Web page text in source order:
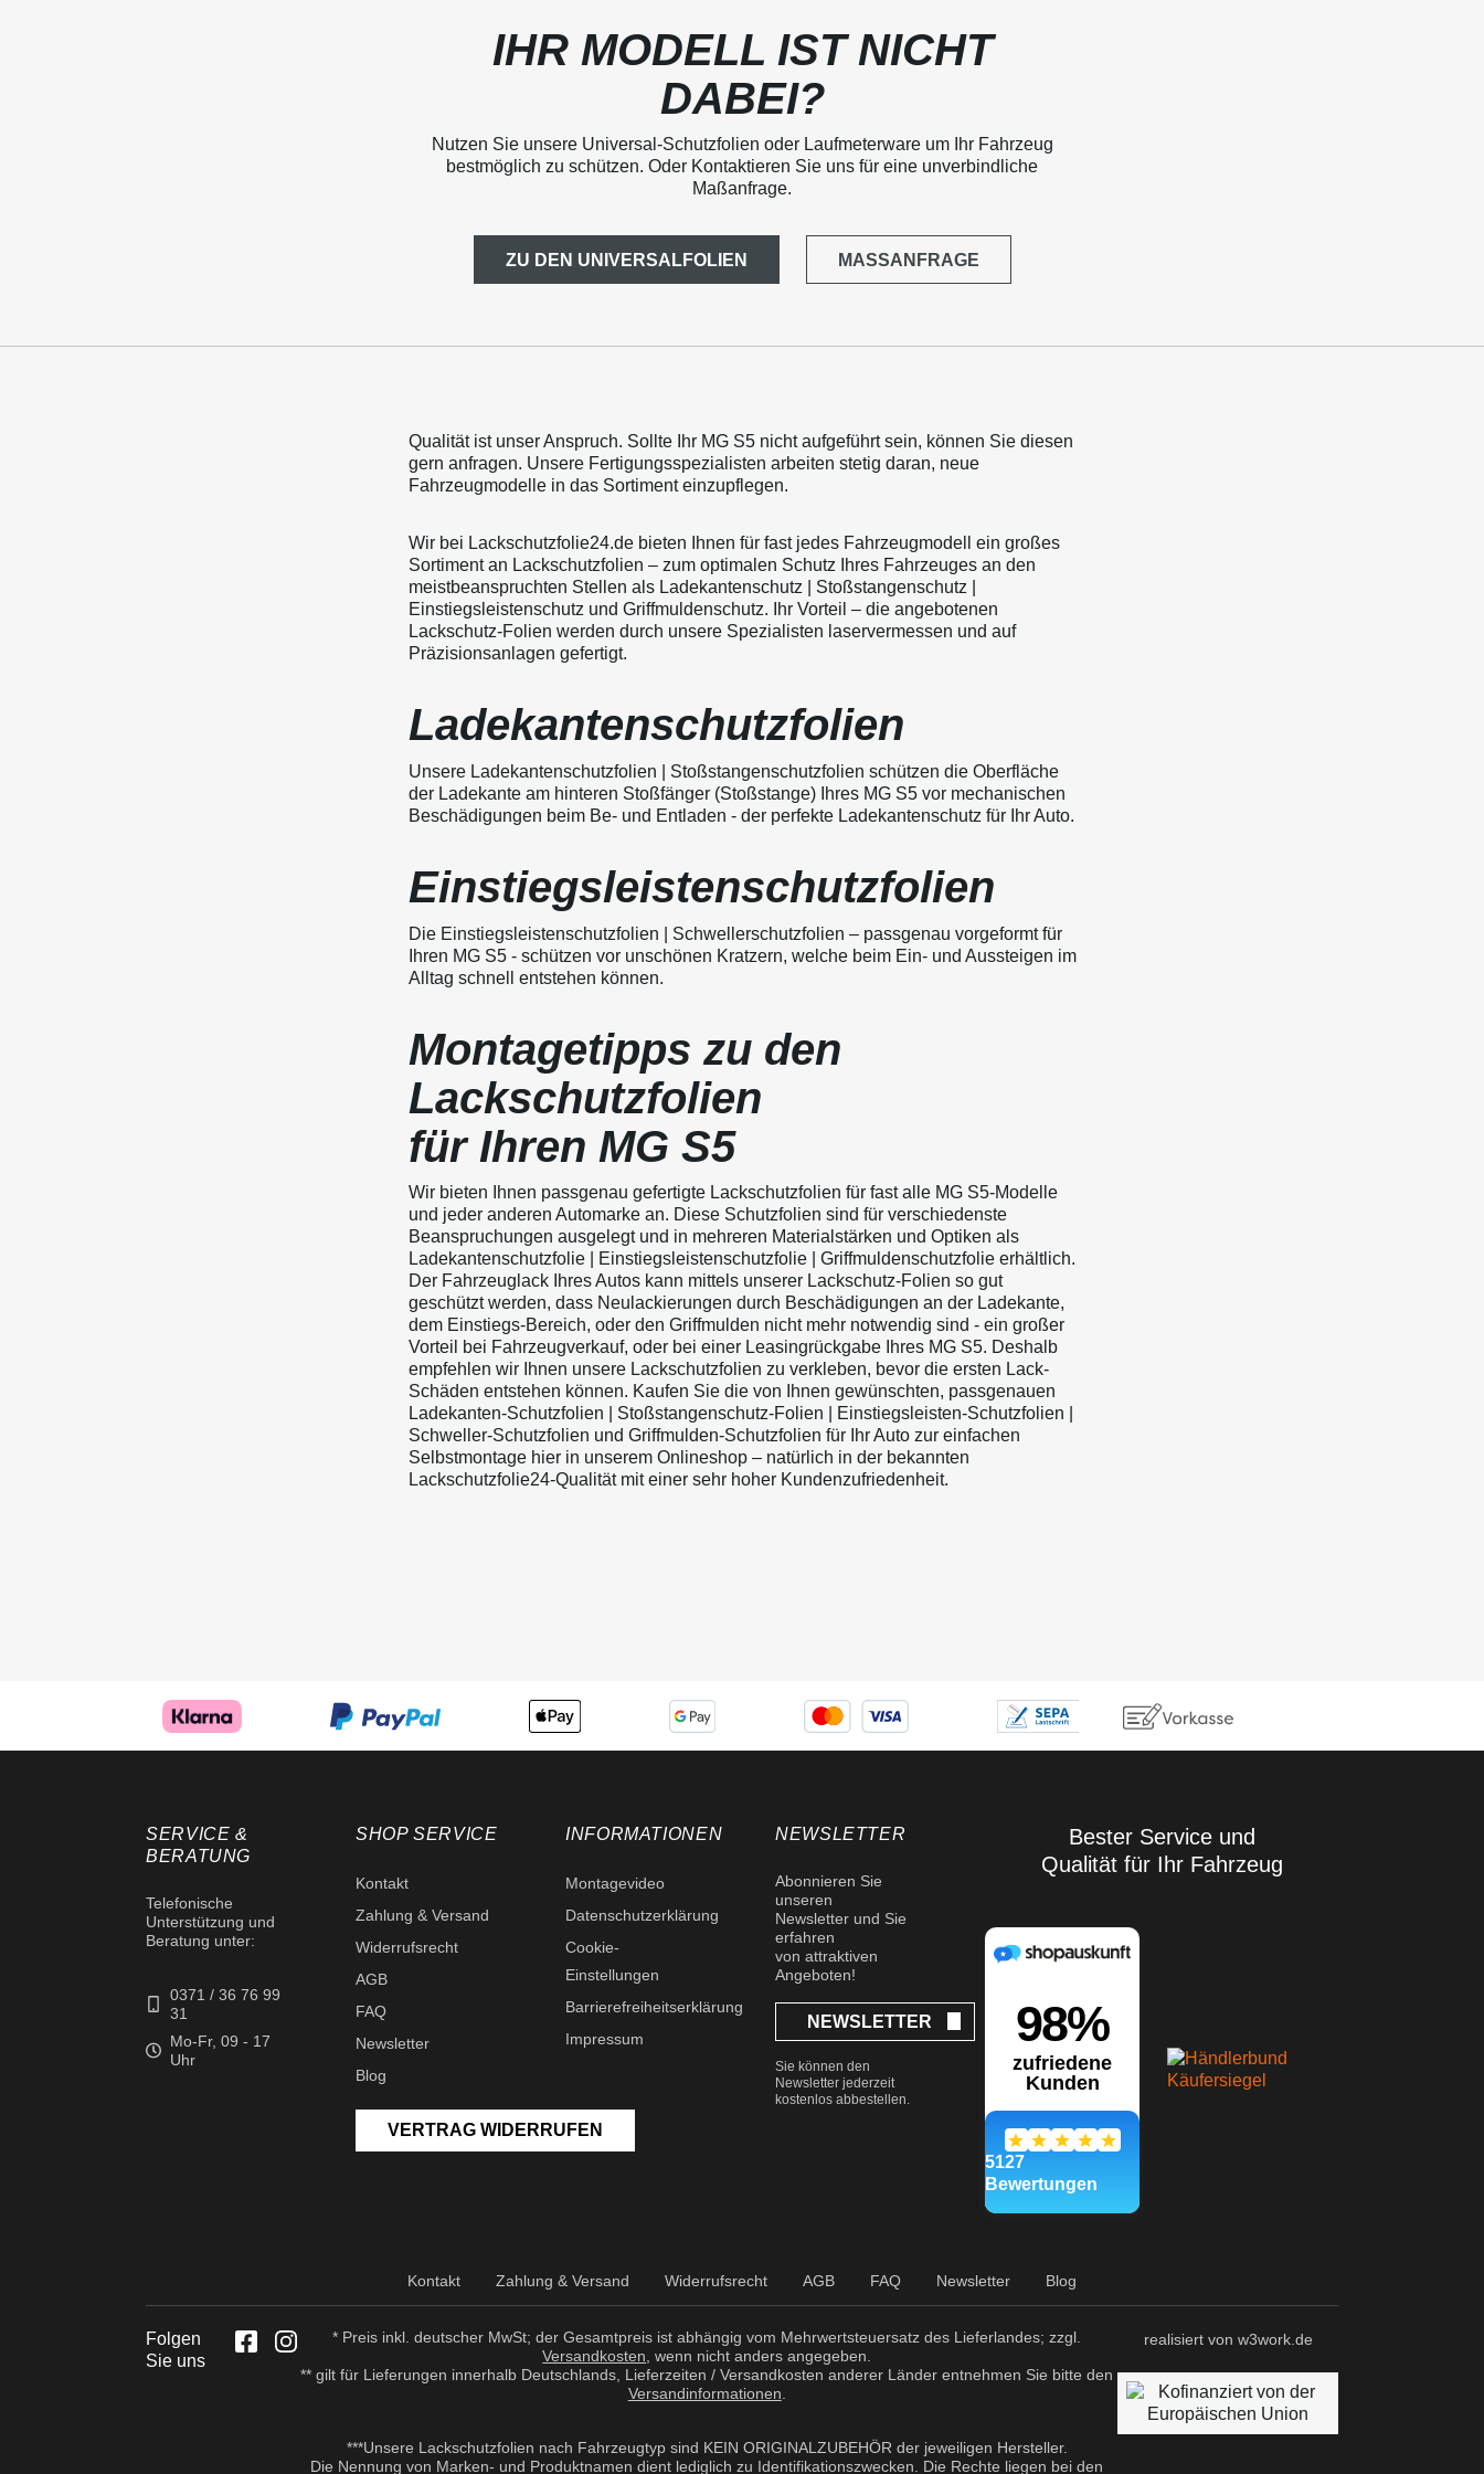
IHR MODELL IST NICHT
DABEI?
Nutzen Sie unsere Universal-Schutzfolien oder Laufmeterware um Ihr Fahrzeug
bestmöglich zu schützen. Oder Kontaktieren Sie uns für eine unverbindliche
Maßanfrage.
ZU DEN UNIVERSALFOLIEN MASSANFRAGE
Qualität ist unser Anspruch. Sollte Ihr MG S5 nicht aufgeführt sein, können Sie diesen
gern anfragen. Unsere Fertigungsspezialisten arbeiten stetig daran, neue
Fahrzeugmodelle in das Sortiment einzupflegen.
Wir bei Lackschutzfolie24.de bieten Ihnen für fast jedes Fahrzeugmodell ein großes
Sortiment an Lackschutzfolien – zum optimalen Schutz Ihres Fahrzeuges an den
meistbeanspruchten Stellen als Ladekantenschutz | Stoßstangenschutz |
Einstiegsleistenschutz und Griffmuldenschutz. Ihr Vorteil – die angebotenen
Lackschutz-Folien werden durch unsere Spezialisten laservermessen und auf
Präzisionsanlagen gefertigt.
Ladekantenschutzfolien
Unsere Ladekantenschutzfolien | Stoßstangenschutzfolien schützen die Oberfläche
der Ladekante am hinteren Stoßfänger (Stoßstange) Ihres MG S5 vor mechanischen
Beschädigungen beim Be- und Entladen - der perfekte Ladekantenschutz für Ihr Auto.
Einstiegsleistenschutzfolien
Die Einstiegsleistenschutzfolien | Schwellerschutzfolien – passgenau vorgeformt für
Ihren MG S5 - schützen vor unschönen Kratzern, welche beim Ein- und Aussteigen im
Alltag schnell entstehen können.
Montagetipps zu den
Lackschutzfolien
für Ihren MG S5
Wir bieten Ihnen passgenau gefertigte Lackschutzfolien für fast alle MG S5-Modelle
und jeder anderen Automarke an. Diese Schutzfolien sind für verschiedenste
Beanspruchungen ausgelegt und in mehreren Materialstärken und Optiken als
Ladekantenschutzfolie | Einstiegsleistenschutzfolie | Griffmuldenschutzfolie erhältlich.
Der Fahrzeuglack Ihres Autos kann mittels unserer Lackschutz-Folien so gut
geschützt werden, dass Neulackierungen durch Beschädigungen an der Ladekante,
dem Einstiegs-Bereich, oder den Griffmulden nicht mehr notwendig sind - ein großer
Vorteil bei Fahrzeugverkauf, oder bei einer Leasingrückgabe Ihres MG S5. Deshalb
empfehlen wir Ihnen unsere Lackschutzfolien zu verkleben, bevor die ersten Lack-
Schäden entstehen können. Kaufen Sie die von Ihnen gewünschten, passgenauen
Ladekanten-Schutzfolien | Stoßstangenschutz-Folien | Einstiegsleisten-Schutzfolien |
Schweller-Schutzfolien und Griffmulden-Schutzfolien für Ihr Auto zur einfachen
Selbstmontage hier in unserem Onlineshop – natürlich in der bekannten
Lackschutzfolie24-Qualität mit einer sehr hoher Kundenzufriedenheit.
Bester Service und
Qualität für Ihr Fahrzeug
SERVICE &
BERATUNG
Telefonische
Unterstützung und
Beratung unter:
0371 / 36 76 99
31
Mo-Fr, 09 - 17
Uhr
SHOP SERVICE
Kontakt
Zahlung & Versand
Widerrufsrecht
AGB
FAQ
Newsletter
Blog
VERTRAG WIDERRUFEN
INFORMATIONEN
Montagevideo
Datenschutzerklärung
Cookie-
Einstellungen
Barrierefreiheitserklärung
Impressum
NEWSLETTER
Abonnieren Sie
unseren
Newsletter und Sie
erfahren
von attraktiven
Angeboten!
NEWSLETTER
Sie können den
Newsletter jederzeit
kostenlos abbestellen.
Kontakt Zahlung & Versand Widerrufsrecht AGB FAQ Newsletter Blog
Folgen
Sie uns
* Preis inkl. deutscher MwSt; der Gesamtpreis ist abhängig vom Mehrwertsteuersatz des Lieferlandes; zzgl.
Versandkosten , wenn nicht anders angegeben.
** gilt für Lieferungen innerhalb Deutschlands, Lieferzeiten / Versandkosten anderer Länder entnehmen Sie bitte den
Versandinformationen
***Unsere Lackschutzfolien nach Fahrzeugtyp sind KEIN ORIGINALZUBEHÖR der jeweiligen Hersteller.
Die Nennung von Marken- und Produktnamen dient lediglich zu Identifikationszwecken. Die Rechte liegen bei den
realisiert von w3work.de